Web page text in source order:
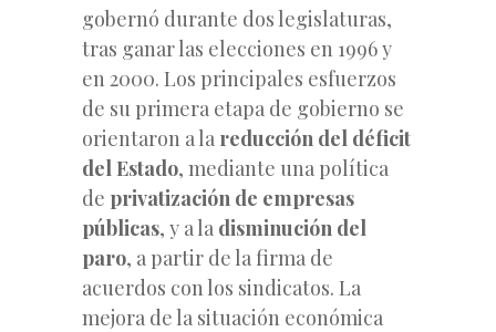
gobernó durante dos legislaturas,
tras ganar las elecciones en 1996 y
en 2000. Los principales esfuerzos
de su primera etapa de gobierno se
orientaron a la reducción del déficit
del Estado, mediante una política
de privatización de empresas
públicas, y a la disminución del
paro, a partir de la firma de
acuerdos con los sindicatos. La
mejora de la situación económica